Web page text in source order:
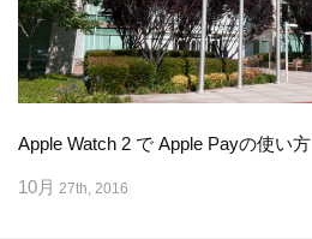
Apple Watch 2 で Apple Payの使い方
10月 27th, 2016